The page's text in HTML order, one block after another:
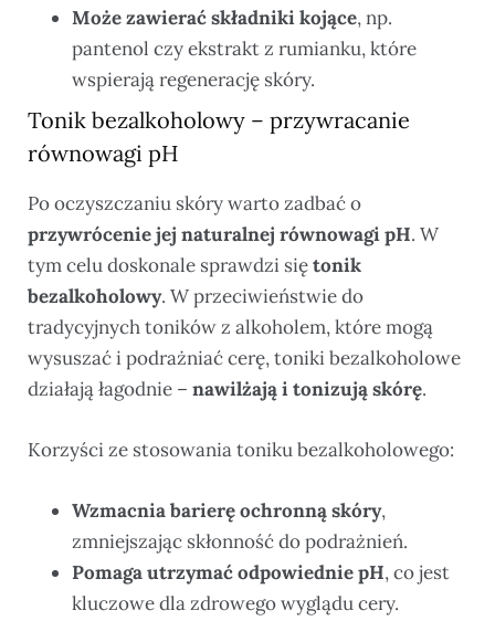
Może zawierać składniki kojące, np.
pantenol czy ekstrakt z rumianku, które
wspierają regenerację skóry.
Tonik bezalkoholowy – przywracanie
równowagi pH
Po oczyszczaniu skóry warto zadbać o
przywrócenie jej naturalnej równowagi pH. W
tym celu doskonale sprawdzi siętonik
bezalkoholowy. W przeciwieństwie do
tradycyjnych toników z alkoholem, które mogą
wysuszać i podrażniać cerę, toniki bezalkoholowe
działają łagodnie – nawilżają i tonizują skórę.
Korzyści ze stosowania toniku bezalkoholowego:
Wzmacnia barierę ochronną skóry,
zmniejszając skłonność do podrażnień.
Pomaga utrzymać odpowiednie pH, co jest
kluczowe dla zdrowego wyglądu cery.